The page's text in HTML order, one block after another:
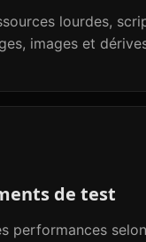
lourdes,
images et
de test
performances